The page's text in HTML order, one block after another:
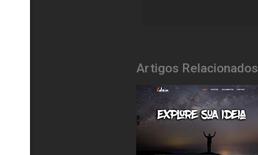
Artigos Relacionados